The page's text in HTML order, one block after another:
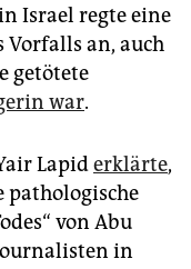
Israel regte eine
Vorfalls an, auch
getötete
war.
Lapiderklärte,
pathologische
von Abu
in